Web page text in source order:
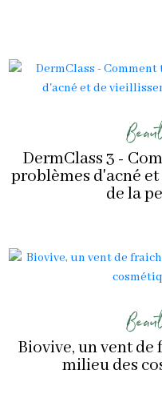
DermClass 3 -
problèmes d'acné
de la
Biovive, un vent de
milieu des